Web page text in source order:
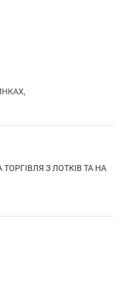
ТОРГІВЛЯ З ЛОТКІВ ТА НА